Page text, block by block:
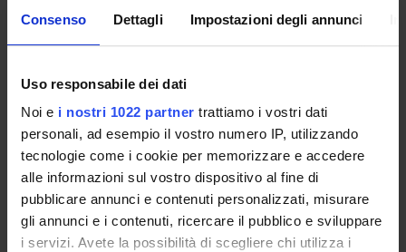
Consenso Dettagli Impostazioni degli annunci
Uso responsabile dei dati
Noi e i nostri 1022 partner trattiamo i vostri dati
personali, ad esempio il vostro numero IP, utilizzando
tecnologie come i cookie per memorizzare e accedere
alle informazioni sul vostro dispositivo al fine di
pubblicare annunci e contenuti personalizzati, misurare
gli annunci e i contenuti, ricercare il pubblico e sviluppare
i servizi. Avete la possibilità di scegliere chi utilizza i
TEFL- - teaching and learning resources; textbook and
teaching and practising pronunciation
Testi di base:
Jenkins J. 2014. Global Englishes. London: Routledge.
Harmer, J. 2007. The Practice of English Language Teaching.
(4th edition). Harlow: Pearson Longman.
Galloway N., Heath R. 2015. Introducing Global Englishes.
London: Routledge.